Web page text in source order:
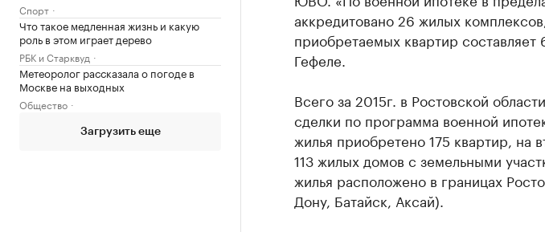
Спорт
Что такое медленная жизнь и какую
роль в этом играет дерево
РБК и Старквуд
Метеоролог рассказала о погоде в
Москве на выходных
Общество
Загрузить еще
аккредитовано 26 жилых
приобретаемых квартир составляет
Гефеле.
Всего за 2015г. в Ростовской
сделки по программа военной
жилья приобретено 175 квартир, на
113 жилых домов с земельными
жилья расположено в границах
Дону, Батайск, Аксай).